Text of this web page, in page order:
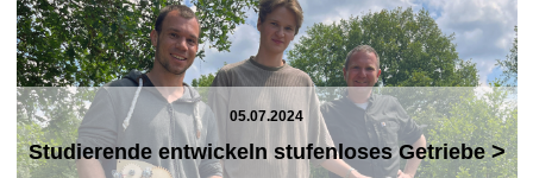
05.07.2024
Studierende entwickeln stufenloses Getriebe>